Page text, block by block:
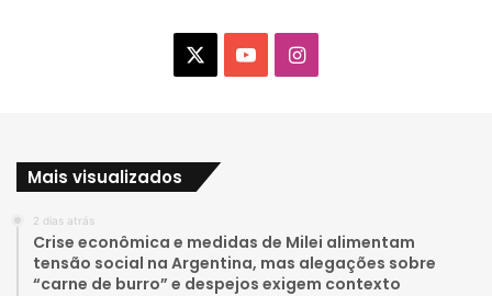
b
I
g
Mais visualizados
2 dias atrás
Crise econômica e medidas de Milei alimentam
tensão social na Argentina, mas alegações sobre
“carne de burro” e despejos exigem contexto